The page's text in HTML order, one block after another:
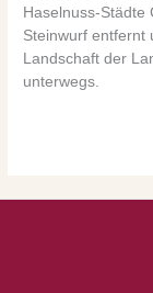
Haselnuss-Städte
Steinwurf entfernt
Landschaft der
unterwegs.